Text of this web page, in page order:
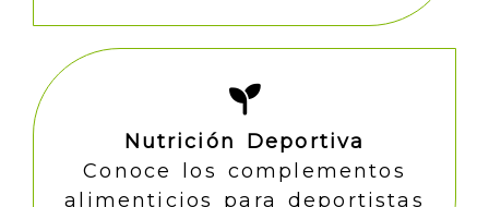
Nutrición Deportiva
Conoce los complementos
alimenticios para deportistas